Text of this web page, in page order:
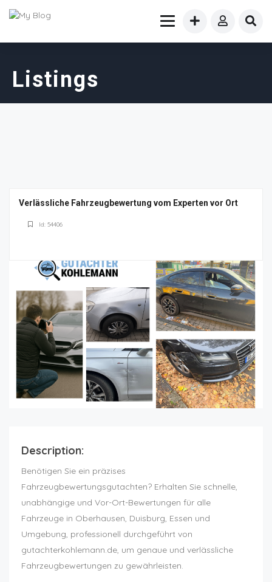
Listings
Verlässliche Fahrzeugbewertung vom Experten vor Ort
Id: 54406
Description:
Benötigen Sie ein präzises
Fahrzeugbewertungsgutachten? Erhalten Sie schnelle,
unabhängige und Vor-Ort-Bewertungen für alle
Fahrzeuge in Oberhausen, Duisburg, Essen und
Umgebung, professionell durchgeführt von
gutachterkohlemann.de, um genaue und verlässliche
Fahrzeugbewertungen zu gewährleisten.